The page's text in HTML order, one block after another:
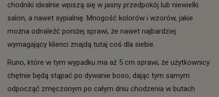
chodniki idealnie wpiszą się w jasny przedpokój lub niewielki
salon, a nawet sypialnię. Mnogość kolorów i wzorów, jakie
można odnaleźć poniżej sprawi, że nawet najbardziej
wymagający klienci znajdą tutaj coś dla siebie.
Runo, które w tym wypadku ma aż 5 cm sprawi, że użytkownicy
chętnie będą stąpać po dywanie boso, dając tym samym
odpocząć zmęczonym po całym dniu chodzenia w butach